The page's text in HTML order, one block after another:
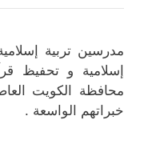
مدرسين تربية
إسلامية و تحفيظ
محافظة الكويت
خبراتهم الواسعة .